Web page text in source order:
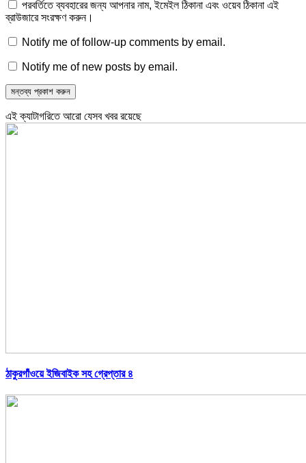
পরবর্তিতে ব্যবহারের জন্য আপনার নাম, ইমেইল ঠিকানা এবং ওয়েব ঠিকানা এই
ব্রাউজারে সংরক্ষণ করুন।
Notify me of follow-up comments by email.
Notify me of new posts by email.
এই ক্যাটাগরিতে আরো যেসব খবর রয়েছে
ঠাকুরগাঁওয়ে ইজিবাইক সহ গ্রেপ্তার ৪